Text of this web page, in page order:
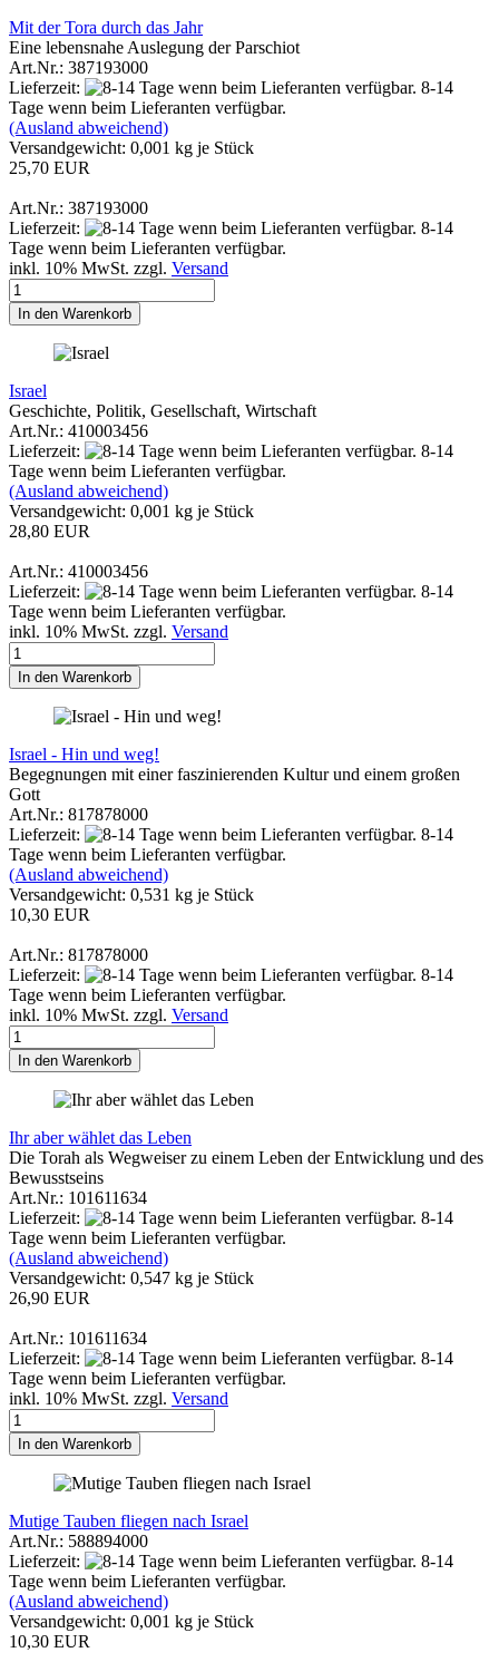
Mit der Tora durch das Jahr
Eine lebensnahe Auslegung der Parschiot
Art.Nr.: 387193000
Lieferzeit:
8-14
Tage wenn beim Lieferanten verfügbar.
(Ausland abweichend)
Versandgewicht: 0,001 kg je Stück
25,70 EUR
Art.Nr.: 387193000
Lieferzeit:
8-14
Tage wenn beim Lieferanten verfügbar.
inkl. 10% MwSt. zzgl. Versand
In den Warenkorb
Israel
Geschichte, Politik, Gesellschaft, Wirtschaft
Art.Nr.: 410003456
Lieferzeit:
8-14
Tage wenn beim Lieferanten verfügbar.
(Ausland abweichend)
Versandgewicht: 0,001 kg je Stück
28,80 EUR
Art.Nr.: 410003456
Lieferzeit:
8-14
Tage wenn beim Lieferanten verfügbar.
inkl. 10% MwSt. zzgl. Versand
In den Warenkorb
Israel - Hin und weg!
Begegnungen mit einer faszinierenden Kultur und einem großen
Gott
Art.Nr.: 817878000
Lieferzeit:
8-14
Tage wenn beim Lieferanten verfügbar.
(Ausland abweichend)
Versandgewicht: 0,531 kg je Stück
10,30 EUR
Art.Nr.: 817878000
Lieferzeit:
8-14
Tage wenn beim Lieferanten verfügbar.
inkl. 10% MwSt. zzgl. Versand
In den Warenkorb
Ihr aber wählet das Leben
Die Torah als Wegweiser zu einem Leben der Entwicklung und des
Bewusstseins
Art.Nr.: 101611634
Lieferzeit:
8-14
Tage wenn beim Lieferanten verfügbar.
(Ausland abweichend)
Versandgewicht: 0,547 kg je Stück
26,90 EUR
Art.Nr.: 101611634
Lieferzeit:
8-14
Tage wenn beim Lieferanten verfügbar.
inkl. 10% MwSt. zzgl. Versand
In den Warenkorb
Mutige Tauben fliegen nach Israel
Art.Nr.: 588894000
Lieferzeit:
8-14
Tage wenn beim Lieferanten verfügbar.
(Ausland abweichend)
Versandgewicht: 0,001 kg je Stück
10,30 EUR